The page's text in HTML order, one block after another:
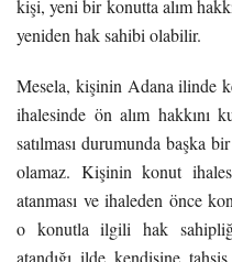
kişi, yeni bir konutta alım
yeniden hak sahibi olabilir.
Mesela, kişinin Adana ilinde
ihalesinde ön alım hakkını
satılması durumunda başka
olamaz. Kişinin konut
atanması ve ihaleden önce
o konutla ilgili hak
atandığı ilde kendisine